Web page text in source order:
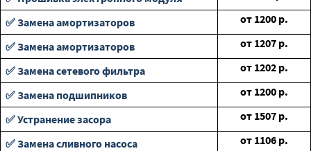
✅ Замена амортизаторов
от 1200 р.
✅ Замена амортизаторов
от 1207 р.
✅ Замена сетевого фильтра
от 1202 р.
✅ Замена подшипников
от 1200 р.
✅ Устранение засора
от 1507 р.
✅ Замена сливного насоса
от 1106 р.